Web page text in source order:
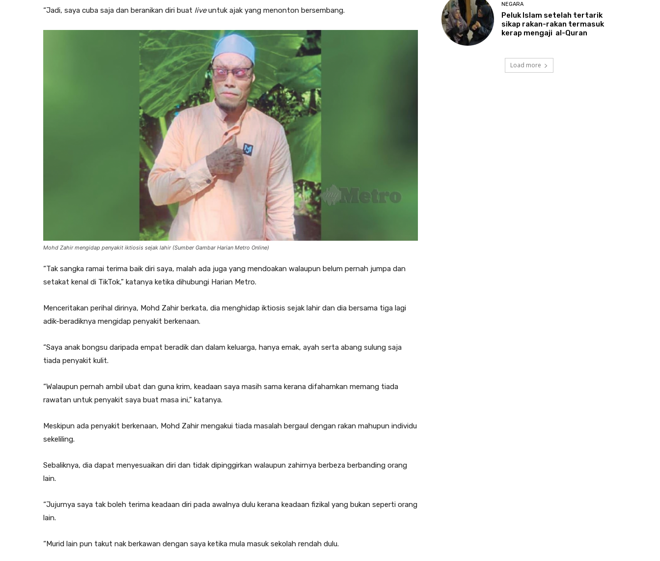
“Jadi, saya cuba saja dan beranikan diri buat liveuntuk ajak yang menonton bersembang.
Mohd Zahir mengidap penyakit iktiosis sejak lahir (Sumber Gambar Harian Metro Online)
“Tak sangka ramai terima baik diri saya, malah ada juga yang mendoakan walaupun belum pernah jumpa dan
setakat kenal di TikTok,” katanya ketika dihubungi Harian Metro.
Menceritakan perihal dirinya, Mohd Zahir berkata, dia menghidap iktiosis sejak lahir dan dia bersama tiga lagi
adik-beradiknya mengidap penyakit berkenaan.
“Saya anak bongsu daripada empat beradik dan dalam keluarga, hanya emak, ayah serta abang sulung saja
tiada penyakit kulit.
“Walaupun pernah ambil ubat dan guna krim, keadaan saya masih sama kerana difahamkan memang tiada
rawatan untuk penyakit saya buat masa ini,” katanya.
Meskipun ada penyakit berkenaan, Mohd Zahir mengakui tiada masalah bergaul dengan rakan mahupun individu
sekeliling.
Sebaliknya, dia dapat menyesuaikan diri dan tidak dipinggirkan walaupun zahirnya berbeza berbanding orang
lain.
“Jujurnya saya tak boleh terima keadaan diri pada awalnya dulu kerana keadaan fizikal yang bukan seperti orang
lain.
“Murid lain pun takut nak berkawan dengan saya ketika mula masuk sekolah rendah dulu.
NEGARA
PelukIslam setelah tertarik
sikap rakan-rakan termasuk
kerap mengaji al-Quran
Load more